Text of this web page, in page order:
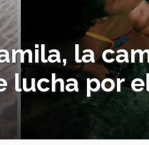
la
lucha por